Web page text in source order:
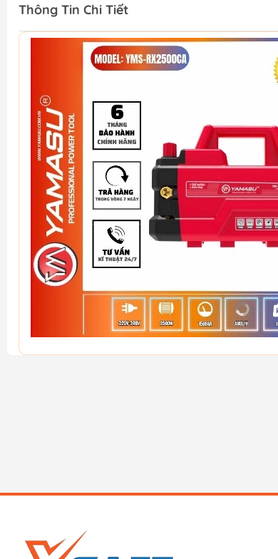
Thông Tin Chi Tiết